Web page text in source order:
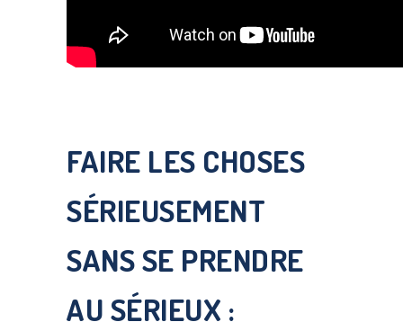
FAIRE LES CHOSES
SÉRIEUSEMENT
SANS SE PRENDRE
AU SÉRIEUX :